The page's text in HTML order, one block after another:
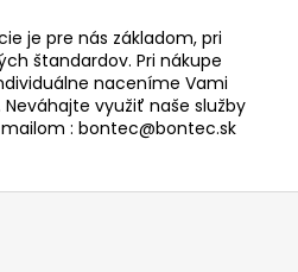
je pre nás základom, pri
štandardov. Pri nákupe
naceníme Vami
využiť naše služby
: bontec@bontec.sk